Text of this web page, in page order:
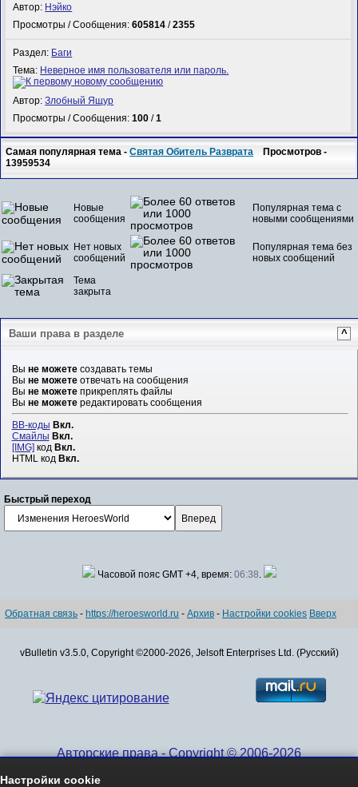
Автор: Нэйко
Просмотры / Сообщения:605814 /2355
Раздел: Баги
Тема: Неверное имя пользователя или пароль.
Автор:Злобный Ящур
Просмотры / Сообщения:100 /1
Самая популярная тема -Святая Обитель Разврата Просмотров -
13959534
Новые
сообщения
Популярная тема с
новыми сообщениями
Нет новых
сообщений
Популярная тема без
новых сообщений
Тема
закрыта
Ваши права в разделе ^
Вы не можетесоздавать темы
Вы не можетеотвечать на сообщения
Вы не можетеприкреплять файлы
Вы не можетередактировать сообщения
BB-коды Вкл.
Смайлы Вкл.
[IMG]код Вкл.
HTML код Вкл.
Быстрый переход
Часовой пояс GMT +4, время: 06:38.
Обратная связь - https://heroesworld.ru - Архив - Настройки cookies Вверх
vBulletin v3.5.0, Copyright ©2000-2026, Jelsoft Enterprises Ltd. (Русский)
Авторские права - Copyright © 2006-2026
Настройки cookie